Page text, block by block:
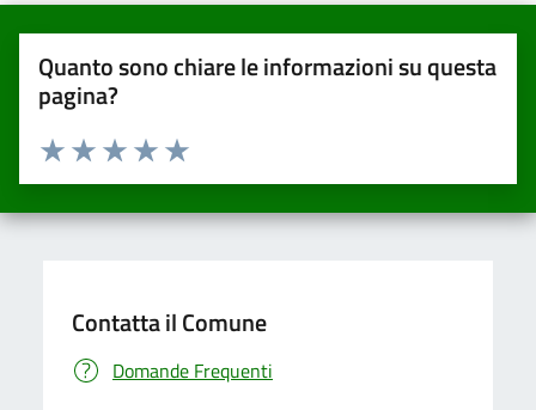
Quanto sono chiare le informazioni su questa
pagina?
Valuta da 1 a 5 stelle la pagina
Valuta 5 stelle su 5
Valuta 4 stelle su 5
Valuta 3 stelle su 5
Valuta 2 stelle su 5
Valuta una stella su 5
Contatta il Comune
Domande Frequenti